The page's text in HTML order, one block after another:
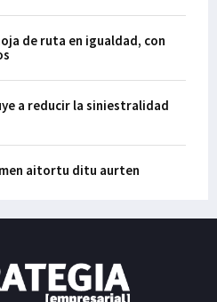
de ruta en igualdad, con
a reducir la siniestralidad
aitortu ditu aurten